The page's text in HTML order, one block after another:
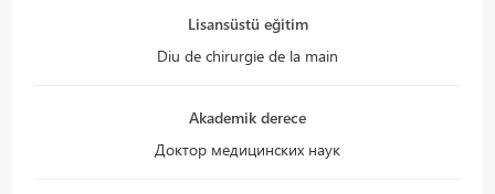
Lisansüstü eğitim
Diu de chirurgie de la main
Akademik derece
Доктор медицинских наук